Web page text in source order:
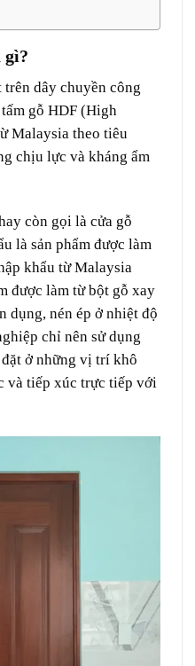
gì?
trên dây chuyền công
gỗ HDF (High
Malaysia theo tiêu
chịu lực và kháng ẩm
còn gọi là cửa gỗ
là sản phẩm được làm
khẩu từ Malaysia
được làm từ bột gỗ xay
dụng, nén ép ở nhiệt độ
chỉ nên sử dụng
ở những vị trí khô
và tiếp xúc trực tiếp với